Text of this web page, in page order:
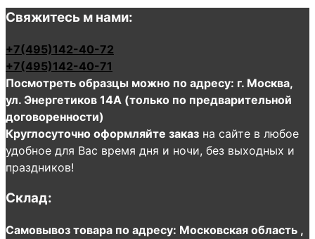
Свяжитесь м нами:
+7(495)142-40-72
+7(495)142-40-71
Посмотреть образцы можно по адресу: г. Москва,
ул. Энергетиков 14А (только по предварительной
договоренности)
Круглосуточно оформляйте заказ на сайте в любое
удобное для Вас время дня и ночи, без выходных и
праздников!
Склад:
Самовывоз товара по адресу: Московская область ,